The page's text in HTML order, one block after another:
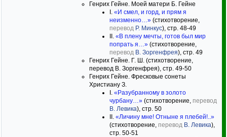
Генрих Гейне. Моей матери Б. Гейне
I. «И смел, и горд, и прям я
неизменно…» (стихотворение,
перевод Р. Минкус), стр. 48-49
II. «В плену мечты, готов был мир
попрать я…» (стихотворение,
перевод В. Зоргенфрея), стр. 49
Генрих Гейне. Г. Ш. (стихотворение,
перевод В. Зоргенфрея), стр. 49-50
Генрих Гейне. Фресковые сонеты
Христиану З.
I. «Разубранному в золото
чурбану…» (стихотворение, перевод
В. Левика), стр. 50
II. «Личину мне! Отныне я плебей!..»
(стихотворение, перевод В. Левика),
стр. 50-51